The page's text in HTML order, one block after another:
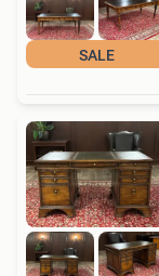
SALE